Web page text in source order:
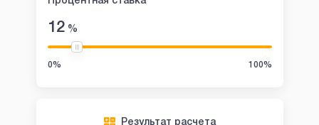
12%
0% 100%
Результат расчета